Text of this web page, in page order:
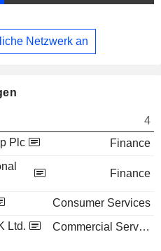
Netzwerk an
4
Plc
Finance
Finance
Consumer Services
Ltd.
Commercial Services